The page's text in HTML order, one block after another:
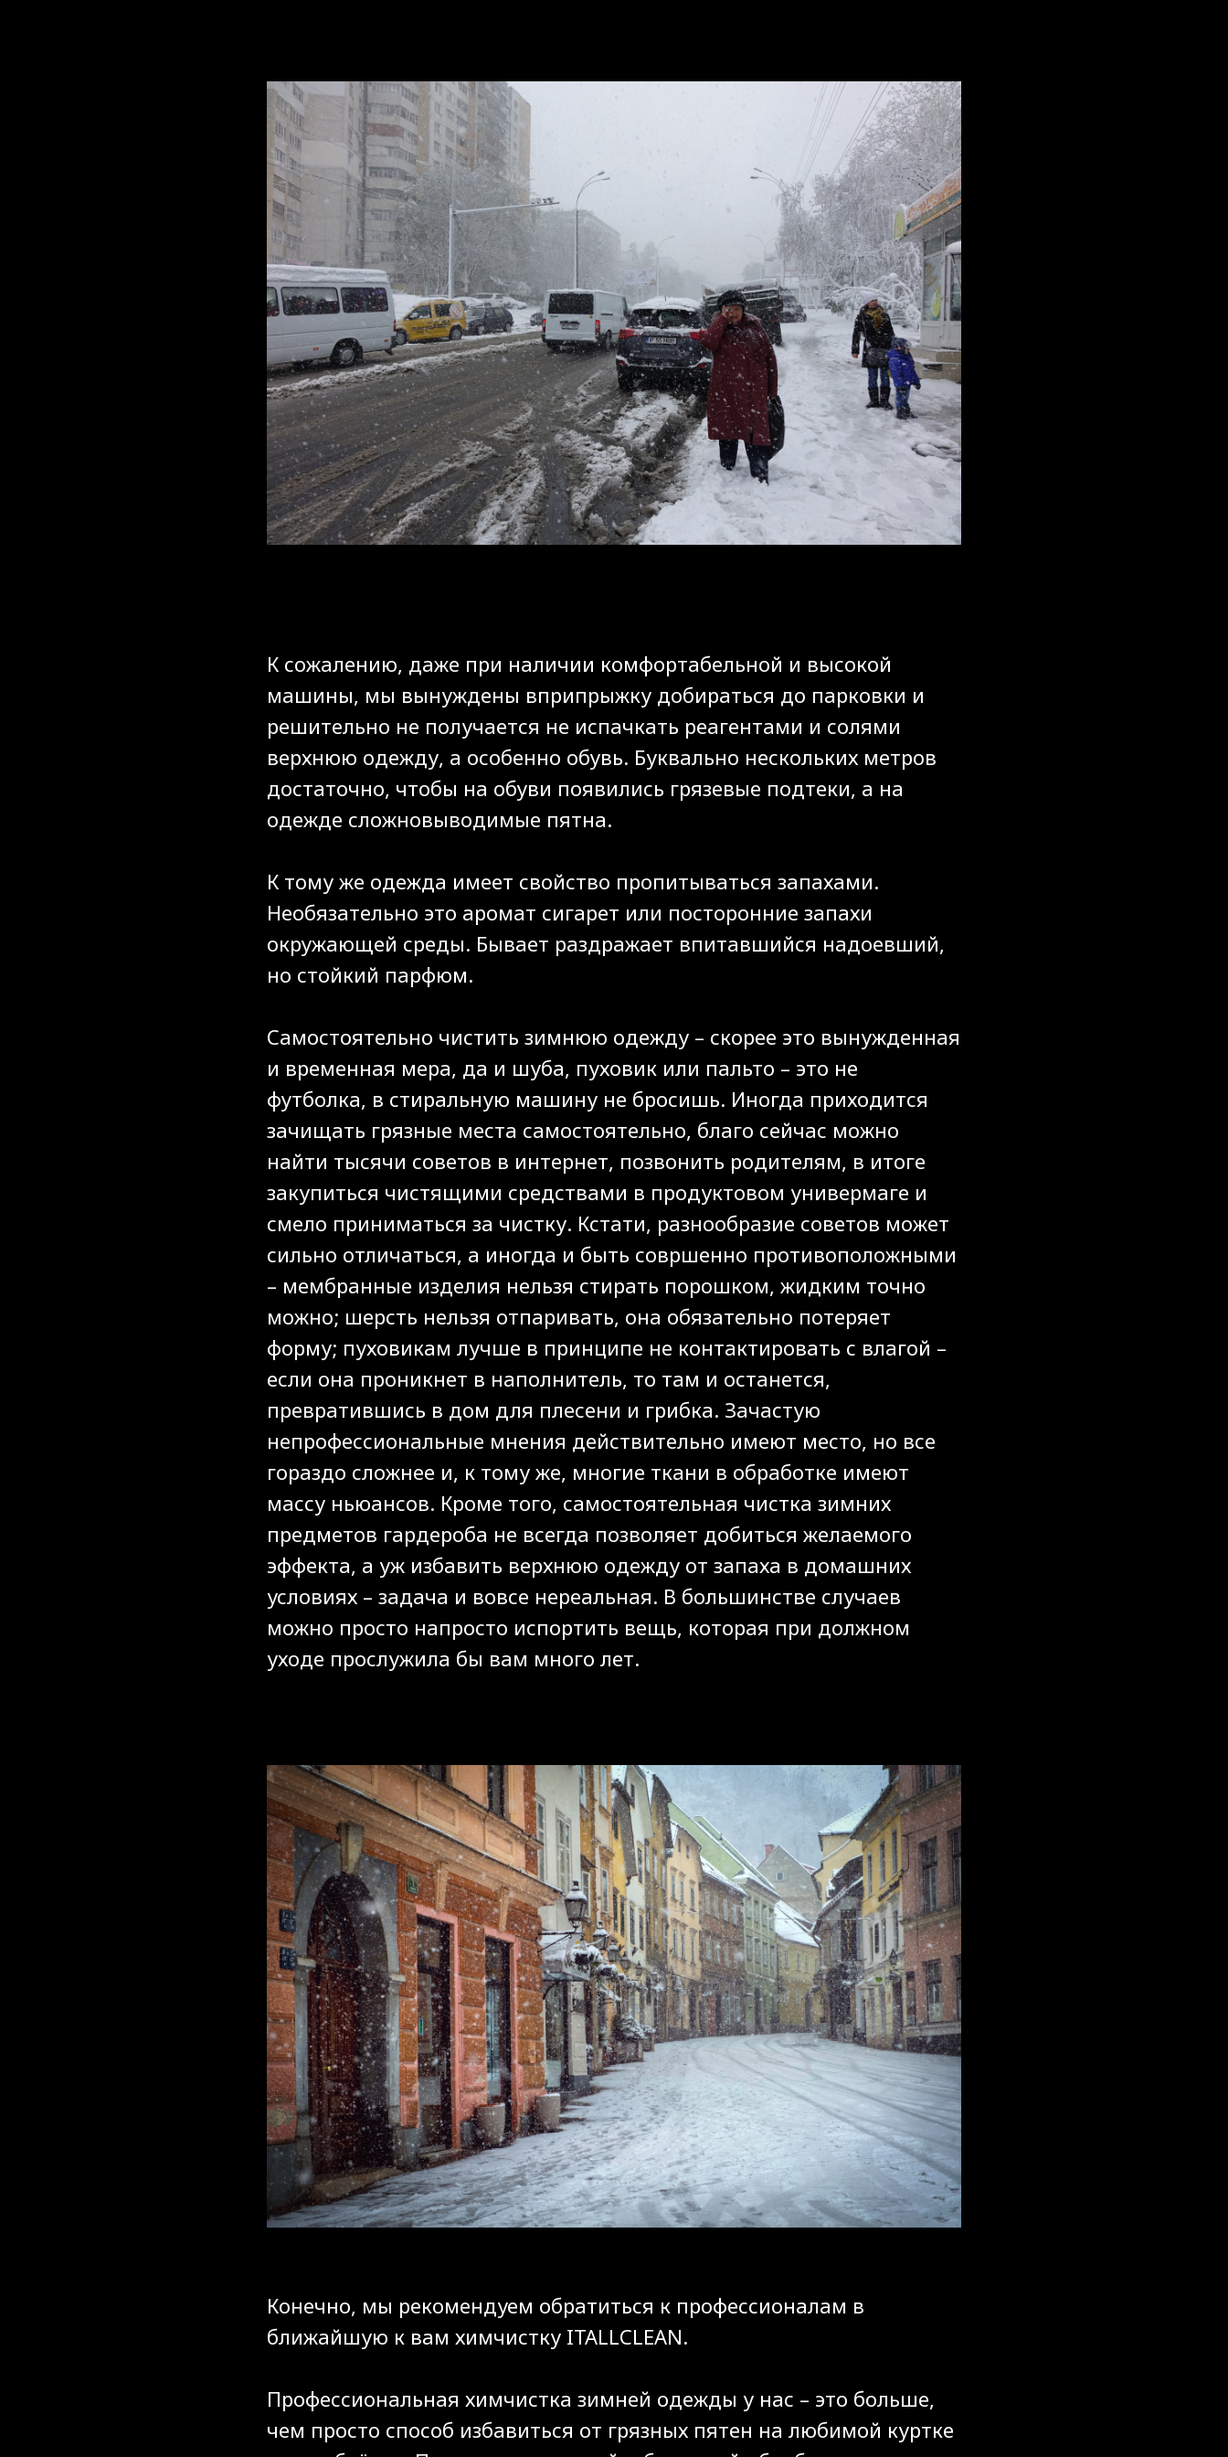
К сожалению, даже при наличии комфортабельной и высокой
машины, мы вынуждены вприпрыжку добираться до парковки и
решительно не получается не испачкать реагентами и солями
верхнюю одежду, а особенно обувь. Буквально нескольких метров
достаточно, чтобы на обуви появились грязевые подтеки, а на
одежде сложновыводимые пятна.
К тому же одежда имеет свойство пропитываться запахами.
Необязательно это аромат сигарет или посторонние запахи
окружающей среды. Бывает раздражает впитавшийся надоевший,
но стойкий парфюм.
Самостоятельно чистить зимнюю одежду – скорее это вынужденная
и временная мера, да и шуба, пуховик или пальто – это не
футболка, в стиральную машину не бросишь. Иногда приходится
зачищать грязные места самостоятельно, благо сейчас можно
найти тысячи советов в интернет, позвонить родителям, в итоге
закупиться чистящими средствами в продуктовом универмаге и
смело приниматься за чистку. Кстати, разнообразие советов может
сильно отличаться, а иногда и быть совршенно противоположными
– мембранные изделия нельзя стирать порошком, жидким точно
можно; шерсть нельзя отпаривать, она обязательно потеряет
форму; пуховикам лучше в принципе не контактировать с влагой –
если она проникнет в наполнитель, то там и останется,
превратившись в дом для плесени и грибка. Зачастую
непрофессиональные мнения действительно имеют место, но все
гораздо сложнее и, к тому же, многие ткани в обработке имеют
массу ньюансов. Кроме того, самостоятельная чистка зимних
предметов гардероба не всегда позволяет добиться желаемого
эффекта, а уж избавить верхнюю одежду от запаха в домашних
условиях – задача и вовсе нереальная. В большинстве случаев
можно просто напросто испортить вещь, которая при должном
уходе прослужила бы вам много лет.
Конечно, мы рекомендуем обратиться к профессионалам в
ближайшую к вам химчистку ITALLCLEAN.
Профессиональная химчистка зимней одежды у нас – это больше,
чем просто способ избавиться от грязных пятен на любимой куртке